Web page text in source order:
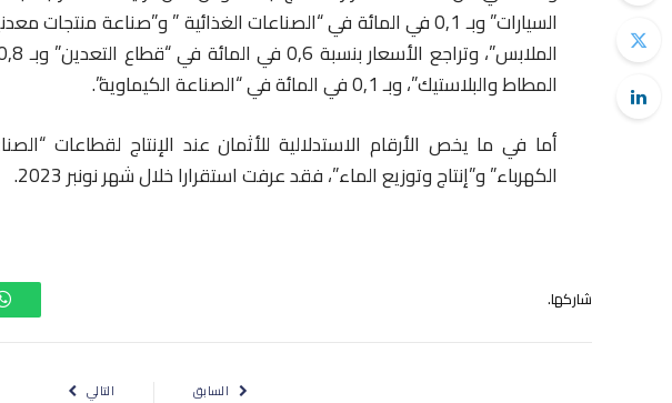
المطاط والبلاستيك”، وبـ 0,1 في المائة في “الصناعة الكيماوية”.
أما في ما يخص الأرقام الاستدلالية للأثمان عند الإنتاج لقطاعات
الكهرباء” و”إنتاج وتوزيع الماء”، فقد عرفت استقرارا خلال شهر نونبر 2023.
شاركها.
السابق التالي